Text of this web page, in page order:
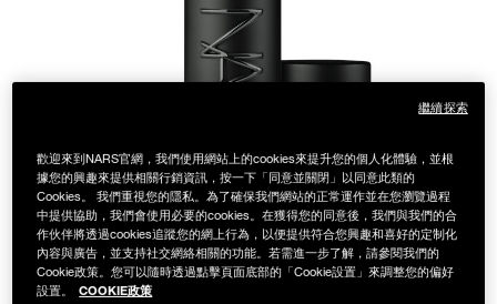
Details
/zh/
NB000001488
奢慾緞光唇膏
NT$1,450
歡迎來到NARS官網，我們使用網站上的cookies來提升您的個人化體驗，並根
據您的興趣來提供相關行銷資訊，按一下「同意並關閉」以同意此類的
Cookies。 我們重視您的隱私。為了確保我們網站的正常運作並在您瀏覽過程
中提供協助，我們會使用必要的cookies。在獲得您的同意後，我們與我們的合
作伙伴將透過cookies追蹤您的網上行為，以便提供符合您興趣和喜好的定制化
內容與廣告，並支持社交網絡相關的功能。若需進一步了解，請參閱我們的
Cookie政策。您可以隨時透過點擊頁面底部的「Cookie設置」來調整您的偏好
設置。
COOKIE政策
繼續探索